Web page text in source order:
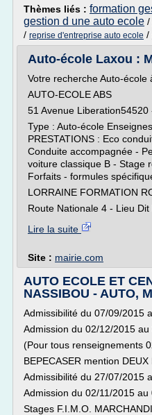
Thèmes liés : formation
gestion d une auto ecole /
/ reprise d'entreprise auto ecole /
Auto-école Laxou :
Votre recherche Auto-école
AUTO-ECOLE ABS
51 Avenue Liberation54520
Type : Auto-école
PRESTATIONS : Eco
Conduite accompagnée -
voiture classique B - Stage
Forfaits - formules
LORRAINE FORMATION
Route Nationale 4 - Lieu Dit
Lire la suite
Site : mairie.com
AUTO ECOLE ET
NASSIBOU - AUTO,
Admissibilité du 07/09/2015
Admission du 02/12/2015
(Pour tous renseignements
BEPECASER mention DEUX
Admissibilité du 27/07/2015
Admission du 02/11/2015 au
Stages F.I.M.O.